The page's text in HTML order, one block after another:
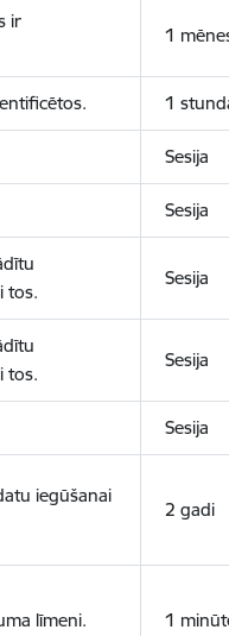
ir
1
1
Sesija
Sesija
tos.
Sesija
tos.
Sesija
Sesija
iegūšanai
2 gadi
līmeni. 1